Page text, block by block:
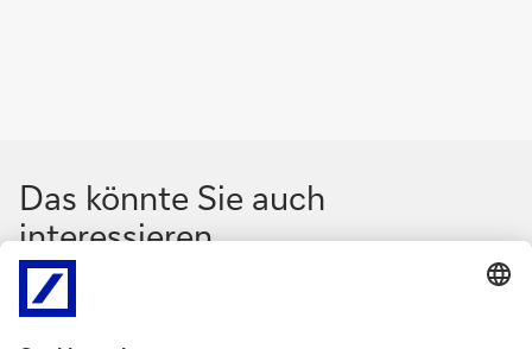
Das könnte Sie auch
interessieren